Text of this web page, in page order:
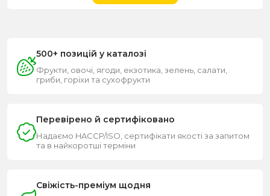
500+ позицій у каталозі
Фрукти, овочі, ягоди, екзотика, зелень, салати,
гриби, горіхи та сухофрукти
Перевірено й сертифіковано
Надаємо HACCP/ISO, сертифікати якості за запитом
та в найкоротші терміни
Свіжість-преміум щодня